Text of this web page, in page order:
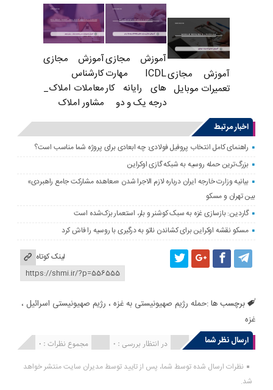
آموزش مجازی
تعمیرات موبایل
آموزش مجازی
ICDL مهارت
های رایانه کار
درجه یک و دو
آموزش مجازی
کارشناس
معاملات املاک_
مشاور املاک
اخبار مرتبط
راهنمای کامل انتخاب پروفیل فولادی: چه ابعادی برای پروژه شما مناسب است؟
بزرگ‌ترین حمله روسیه به شبکه گازی اوکراین
بیانیه وزارت خارجه ایران درباره لازم‌ الاجرا شدن «معاهده مشارکت جامع راهبردی»
بین تهران و مسکو
گاردین: بازسازی غزه به سبک کوشنر و بلر، استعمار بزک‌شده است
مسکو نقشه اوکراین برای کشاندن ناتو به درگیری با روسیه را فاش کرد
لینک کوتاه
برچسب ها :حمله رژیم صهیونیستی به غزه ، رژیم صهیونیستی اسرائیل ،
غزه
ارسال نظر شما
مجموع نظرات : 0 در انتظار بررسی : 0 انتشار یافته : 0
نظرات ارسال شده توسط شما، پس از تایید توسط مدیران سایت منتشر خواهد
شد.